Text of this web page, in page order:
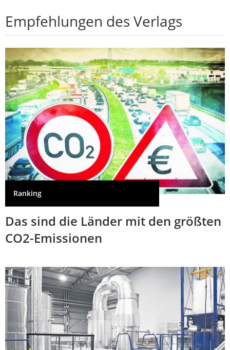
Empfehlungen des Verlags
Ranking
Das sind die Länder mit den größten
CO2-Emissionen